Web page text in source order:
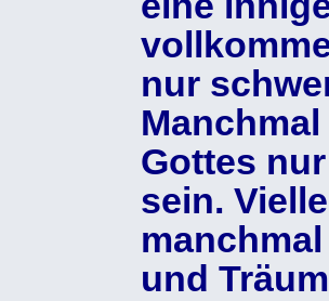
nur
Gottes
sein.
und